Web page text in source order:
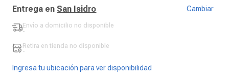
Entrega en San Isidro Cambiar
Envío a domicilio no disponible
-
Retira en tienda no disponible
-
Ingresa tu ubicación para ver disponibilidad